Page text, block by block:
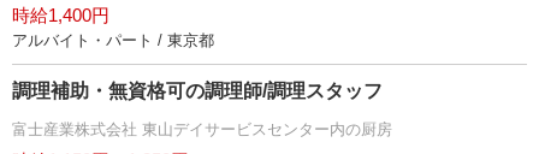
時給1,400円
アルバイト・パート / 東京都
調理補助・無資格可の調理師/調理スタッフ
富士産業株式会社 東山デイサービスセンター内の厨房